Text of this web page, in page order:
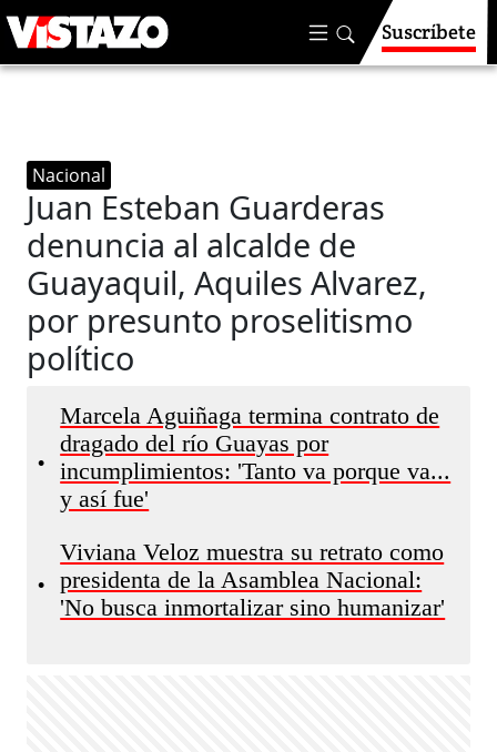
Suscríbete
Nacional
Juan Esteban Guarderas
denuncia al alcalde de
Guayaquil, Aquiles Alvarez,
por presunto proselitismo
político
•
Marcela Aguiñaga termina contrato de
dragado del río Guayas por
incumplimientos: 'Tanto va porque va...
y así fue'
•
Viviana Veloz muestra su retrato como
presidenta de la Asamblea Nacional:
'No busca inmortalizar sino humanizar'